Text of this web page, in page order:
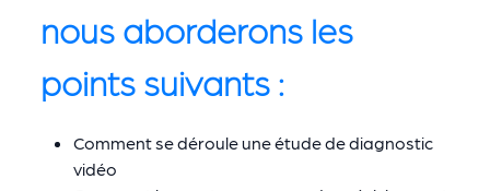
nous aborderons les
points suivants :
Comment se déroule une étude de diagnostic
vidéo